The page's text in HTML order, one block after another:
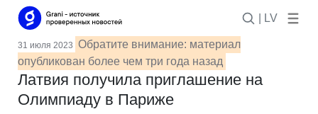
| LV
31 июля 2023 Обратите внимание: материал
опубликован более чем три года назад
Латвия получила приглашение на
Олимпиаду в Париже